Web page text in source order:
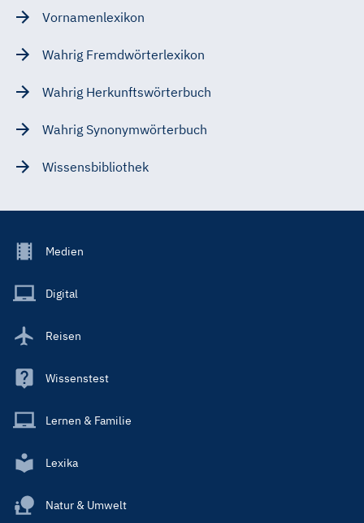
Vornamenlexikon
Wahrig Fremdwörterlexikon
Wahrig Herkunftswörterbuch
Wahrig Synonymwörterbuch
Wissensbibliothek
Footer
Main
Medien
Digital
Reisen
Wissenstest
Lernen & Familie
Lexika
Natur & Umwelt